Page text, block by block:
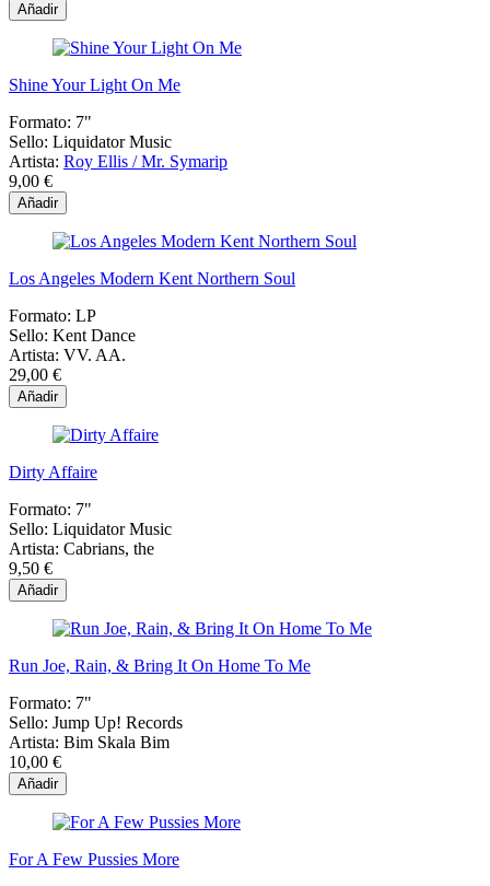
Añadir
Shine Your Light On Me
Formato: 7"
Sello: Liquidator Music
Artista: Roy Ellis / Mr. Symarip
9,00 €
Añadir
Los Angeles Modern Kent Northern Soul
Formato: LP
Sello: Kent Dance
Artista: VV. AA.
29,00 €
Añadir
Dirty Affaire
Formato: 7"
Sello: Liquidator Music
Artista: Cabrians, the
9,50 €
Añadir
Run Joe, Rain, & Bring It On Home To Me
Formato: 7"
Sello: Jump Up! Records
Artista: Bim Skala Bim
10,00 €
Añadir
For A Few Pussies More